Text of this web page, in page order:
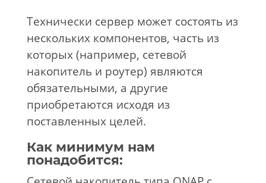
Технически сервер может состоять из
нескольких компонентов, часть из
которых (например, сетевой
накопитель и роутер) являются
обязательными, а другие
приобретаются исходя из
поставленных целей.
Как минимум нам
понадобится: